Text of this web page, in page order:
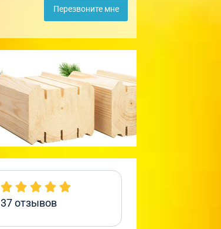
Перезвоните мне
37отзывов